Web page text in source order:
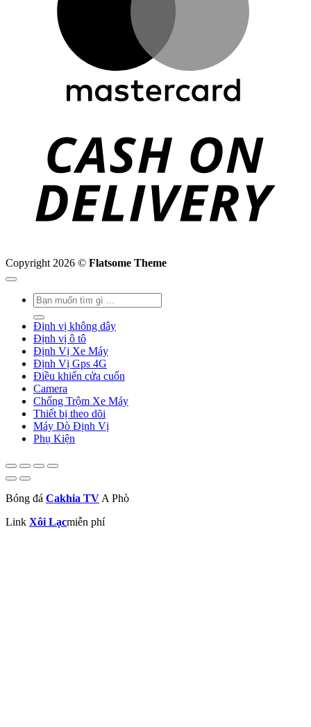
Copyright 2026 © Flatsome Theme
Tìm
kiếm:
Định vị không dây
Định vị ô tô
Định Vị Xe Máy
Định Vị Gps 4G
Điều khiển cửa cuốn
Camera
Chống Trộm Xe Máy
Thiết bị theo dõi
Máy Dò Định Vị
Phụ Kiện
Bóng đá Cakhia TVA Phò
Link Xôi Lạcmiễn phí